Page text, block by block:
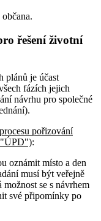
řešení životní
plánů je účast
fázích jejich
návrhu pro společné
pořizování
"ÚPD"):
oznámit místo a den
musí být veřejně
se s návrhem
své připomínky po